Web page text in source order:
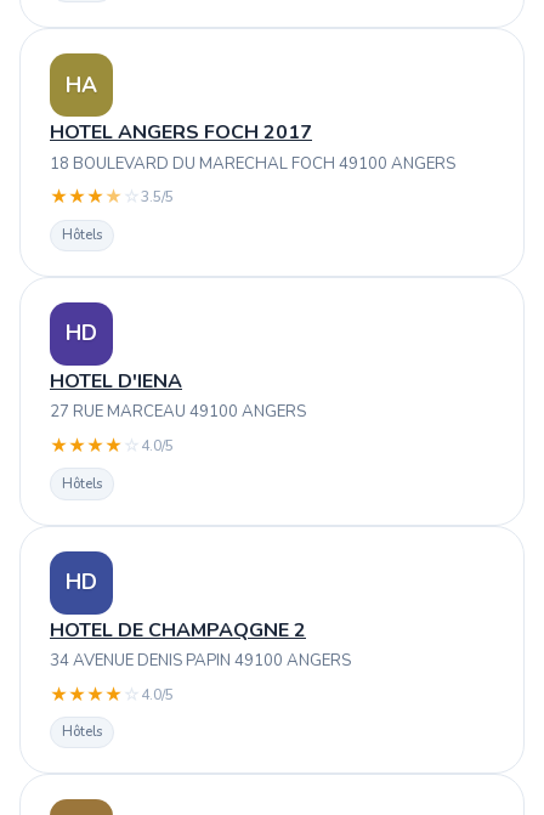
HA
HOTEL ANGERS FOCH 2017
18 BOULEVARD DU MARECHAL FOCH 49100 ANGERS
★★★★ ☆3.5/5
Hôtels
HD
HOTEL D'IENA
27 RUE MARCEAU 49100 ANGERS
★★★★ ☆ 4.0/5
Hôtels
HD
HOTEL DE CHAMPAQGNE 2
34 AVENUE DENIS PAPIN 49100 ANGERS
★★★★ ☆ 4.0/5
Hôtels